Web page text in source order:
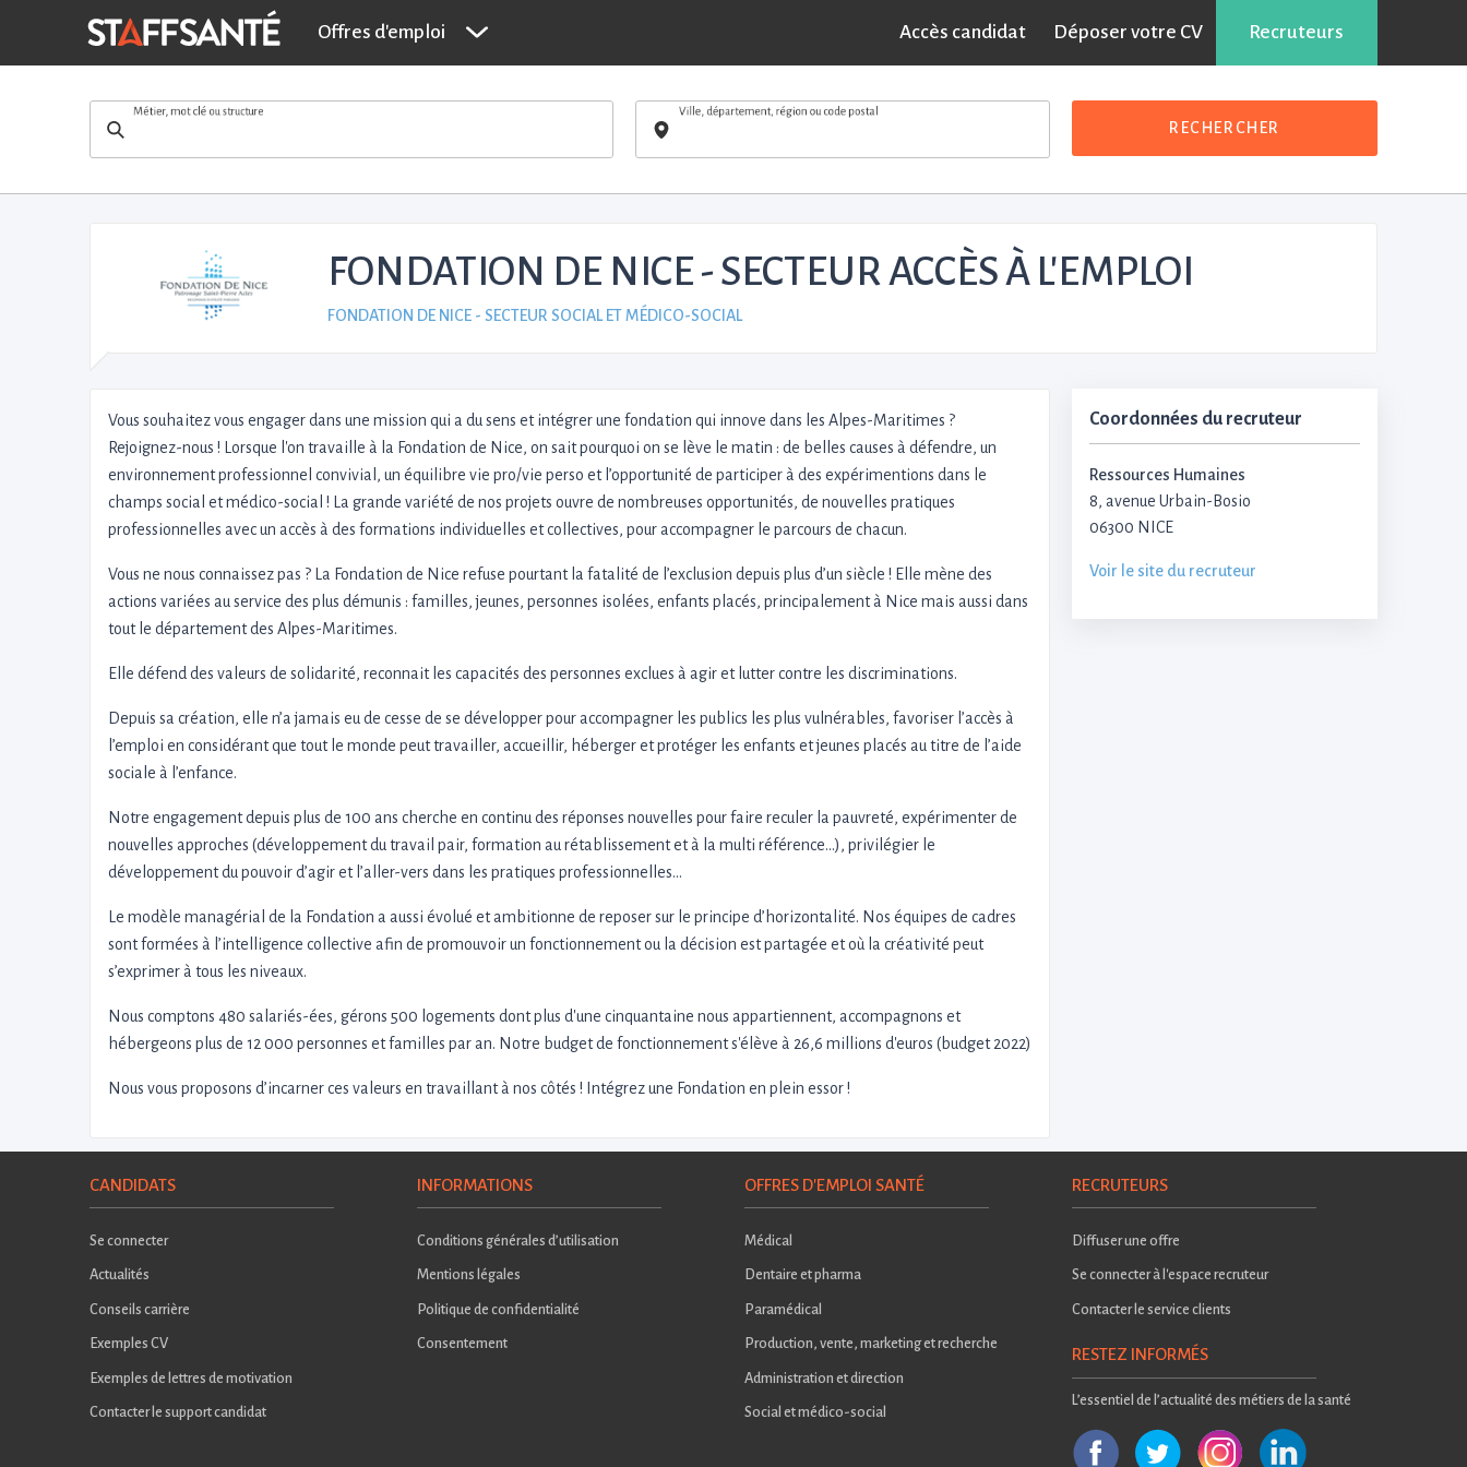
Offres d'emploi Accès candidat Déposer votre CV Recruteurs
Métier, mot clé ou structure Ville, département, région ou code postal
RECHERCHER
FONDATION DE NICE - SECTEUR ACCÈS À L'EMPLOI
FONDATION DE NICE - SECTEUR SOCIAL ET MÉDICO-SOCIAL
Vous souhaitez vous engager dans une mission qui a du sens et intégrer une fondation qui innove dans les Alpes-Maritimes ?
Rejoignez-nous ! Lorsque l'on travaille à la Fondation de Nice, on sait pourquoi on se lève le matin : de belles causes à défendre, un
environnement professionnel convivial, un équilibre vie pro/vie perso et l’opportunité de participer à des expérimentions dans le
champs social et médico-social ! La grande variété de nos projets ouvre de nombreuses opportunités, de nouvelles pratiques
professionnelles avec un accès à des formations individuelles et collectives, pour accompagner le parcours de chacun.
Vous ne nous connaissez pas ? La Fondation de Nice refuse pourtant la fatalité de l’exclusion depuis plus d’un siècle ! Elle mène des
actions variées au service des plus démunis : familles, jeunes, personnes isolées, enfants placés, principalement à Nice mais aussi dans
tout le département des Alpes-Maritimes.
Elle défend des valeurs de solidarité, reconnait les capacités des personnes exclues à agir et lutter contre les discriminations.
Depuis sa création, elle n’a jamais eu de cesse de se développer pour accompagner les publics les plus vulnérables, favoriser l’accès à
l’emploi en considérant que tout le monde peut travailler, accueillir, héberger et protéger les enfants et jeunes placés au titre de l’aide
sociale à l’enfance.
Notre engagement depuis plus de 100 ans cherche en continu des réponses nouvelles pour faire reculer la pauvreté, expérimenter de
nouvelles approches (développement du travail pair, formation au rétablissement et à la multi référence…), privilégier le
développement du pouvoir d’agir et l’aller-vers dans les pratiques professionnelles...
Le modèle managérial de la Fondation a aussi évolué et ambitionne de reposer sur le principe d’horizontalité. Nos équipes de cadres
sont formées à l’intelligence collective afin de promouvoir un fonctionnement ou la décision est partagée et où la créativité peut
s’exprimer à tous les niveaux.
Nous comptons 480 salariés-ées, gérons 500 logements dont plus d'une cinquantaine nous appartiennent, accompagnons et
hébergeons plus de 12 000 personnes et familles par an. Notre budget de fonctionnement s'élève à 26,6 millions d'euros (budget 2022)
Nous vous proposons d’incarner ces valeurs en travaillant à nos côtés ! Intégrez une Fondation en plein essor !
Coordonnées du recruteur
Ressources Humaines
8, avenue Urbain-Bosio
06300 NICE
Voir le site du recruteur
CANDIDATS
Se connecter
Actualités
Conseils carrière
Exemples CV
Exemples de lettres de motivation
Contacter le support candidat
INFORMATIONS
Conditions générales d’utilisation
Mentions légales
Politique de confidentialité
Consentement
OFFRES D'EMPLOI SANTÉ
Médical
Dentaire et pharma
Paramédical
Production, vente, marketing et recherche
Administration et direction
Social et médico-social
RECRUTEURS
Diffuser une offre
Se connecter à l'espace recruteur
Contacter le service clients
RESTEZ INFORMÉS
L’essentiel de l’actualité des métiers de la santé